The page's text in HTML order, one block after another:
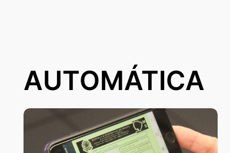
AUTOMÁTICA